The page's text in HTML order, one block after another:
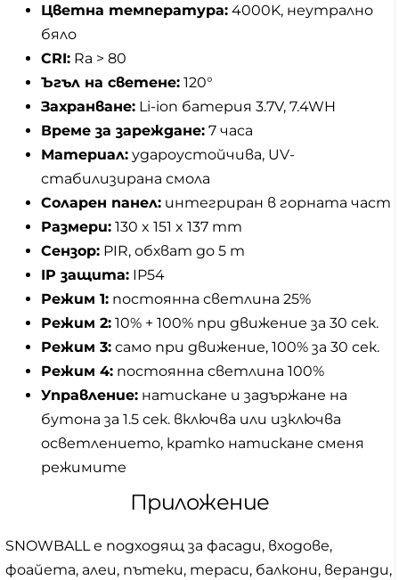
Цветна температура: 4000K, неутрално
бяло
CRI: Ra > 80
Ъгъл на светене: 120°
Захранване: Li-ion батерия 3.7V, 7.4WH
Време за зареждане: 7 часа
Материал: удароустойчива, UV-
стабилизирана смола
Соларен панел: интегриран в горната част
Размери: 130 x 151 x 137 mm
Сензор: PIR, обхват до 5 m
IP защита: IP54
Режим 1: постоянна светлина 25%
Режим 2: 10% + 100% при движение за 30 сек.
Режим 3: само при движение, 100% за 30 сек.
Режим 4: постоянна светлина 100%
Управление: натискане и задържане на
бутона за 1.5 сек. включва или изключва
осветлението, кратко натискане сменя
режимите
Приложение
SNOWBALL е подходящ за фасади, входове,
фоайета, алеи, пътеки, тераси, балкони, веранди,